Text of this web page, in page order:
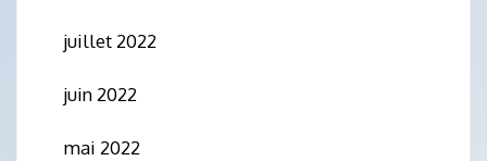
juillet 2022
juin 2022
mai 2022